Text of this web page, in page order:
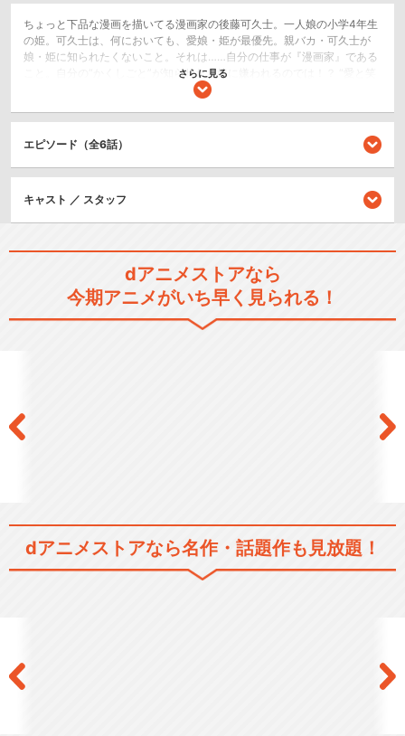
ちょっと下品な漫画を描いてる漫画家の後藤可久士。一人娘の小学4年生
の姫。可久士は、何においても、愛娘・姫が最優先。親バカ・可久士が
娘・姫に知られたくないこと。それは……自分の仕事が『漫画家』である
こと。自分の“かくしごと”が知られたら娘に嫌われるのでは！？ “愛と笑
い、ちょっと感動のファミリー劇場がはじまる――”
コメディ/ギャグ
劇場編集版 かくしごと ―ひめ
ごとはなんですか―
さらに見る
閉じる
エピソード（全6話）
キャスト ／ スタッフ
dアニメストアなら
今期アニメがいち早く見られる！
dアニメストアなら名作・話題作も見放題！